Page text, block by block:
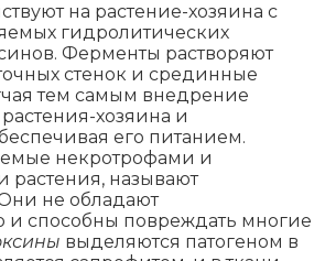
на растение-хозяина с
гидролитических
Ферменты растворяют
стенок и срединные
тем самым внедрение
хозяина и
его питанием.
некротрофами и
растения, называют
не обладают
способны повреждать многие
выделяются патогеном в